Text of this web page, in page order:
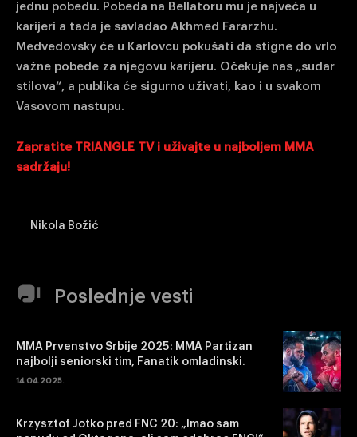
jednu pobedu. Pobeda na Bellatoru mu je najveća u
karijeri a tada je savladao Akhmed Fararzhu.
Medvedovsky će u Karlovcu pokušati da stigne do vrlo
važne pobede za njegovu karijeru. Očekuje nas „sudar
stilova“, a publika će sigurno uživati, kao i u svakom
Vasovom nastupu.
Zapratite TRIANGLE TV i uživajte u najboljem MMA
sadržaju!
Nikola Božić
Poslednje vesti
MMA Prvenstvo Srbije 2025: MMA Partizan
najbolji seniorski tim, Fanatik omladinski.
14.04.2025.
Krzysztof Jotko pred FNC 20: „Imao sam